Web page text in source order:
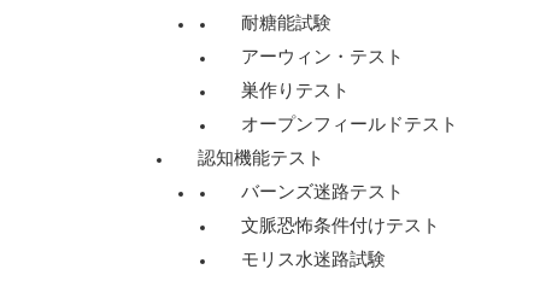
耐糖能試験
アーウィン・テスト
巣作りテスト
オープンフィールドテスト
認知機能テスト
バーンズ迷路テスト
文脈恐怖条件付けテスト
モリス水迷路試験